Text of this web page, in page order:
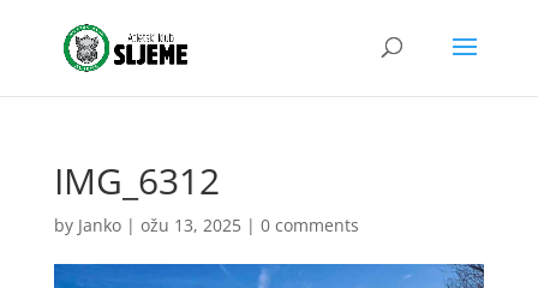
IMG_6312
by Janko| ožu 13, 2025| 0 comments